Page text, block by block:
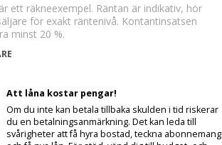
ett räkneexempel. Räntan är indikativ, hör
för exakt räntenivå. Kontantinsatsen
minst 20 %.
Att låna kostar pengar!
Om du inte kan betala tillbaka skulden i tid riskerar
du en betalningsanmärkning. Det kan leda till
svårigheter att få hyra bostad, teckna abonnemang